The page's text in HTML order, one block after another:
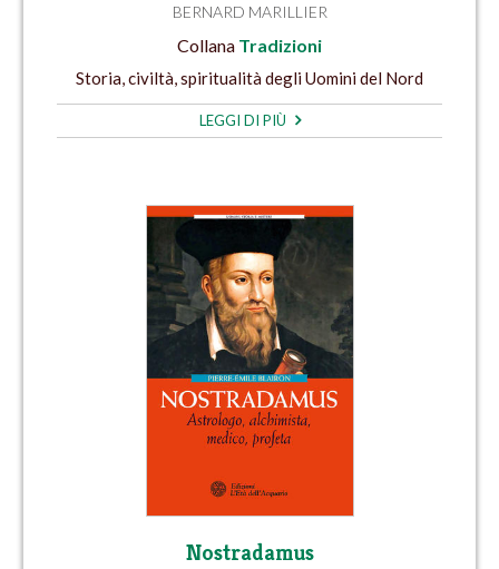
BERNARD MARILLIER
Collana Tradizioni
Storia, civiltà, spiritualità degli Uomini del Nord
LEGGI DI PIÙ
Nostradamus